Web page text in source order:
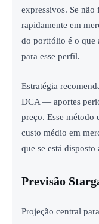
expressivos. Se
rapidamente em
do portfólio é o que
para esse perfil.
Estratégia
DCA — aportes
preço. Esse
custo médio em
que se está
Previsão
Projeção central